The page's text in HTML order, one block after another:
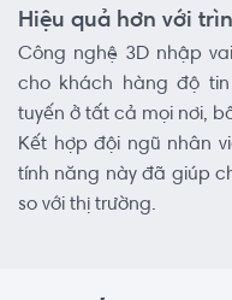
Hiệu quả hơn với
Công nghệ 3D nhập
cho khách hàng độ
tuyến ở tất cả mọi nơi,
Kết hợp đội ngũ nhân
tính năng này đã giúp
so với thị trường.